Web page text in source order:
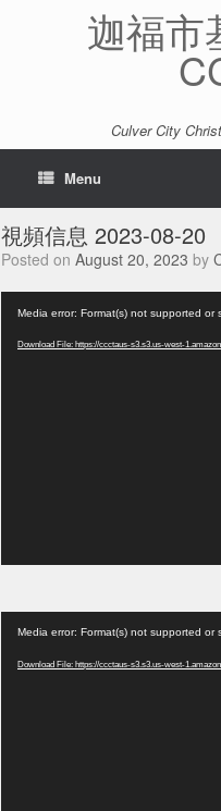
迦福市
Culver City
Menu
視頻信息 2023-08-20
Posted on August 20, 2023 by
Player
Media error: Format(s) not supported or
Download File: https://ccctaus-s3.s3.us-west-
Player
Media error: Format(s) not supported or
Download File: https://ccctaus-s3.s3.us-west-